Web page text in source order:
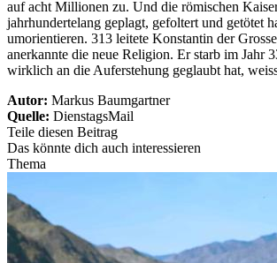
auf acht Millionen zu. Und die römischen
jahrhundertelang geplagt, gefoltert und getötet
umorientieren. 313 leitete Konstantin der
anerkannte die neue Religion. Er starb im Jahr
wirklich an die Auferstehung geglaubt hat,
Autor: Markus Baumgartner
Quelle: DienstagsMail
Teile diesen Beitrag
Das könnte dich auch interessieren
Thema